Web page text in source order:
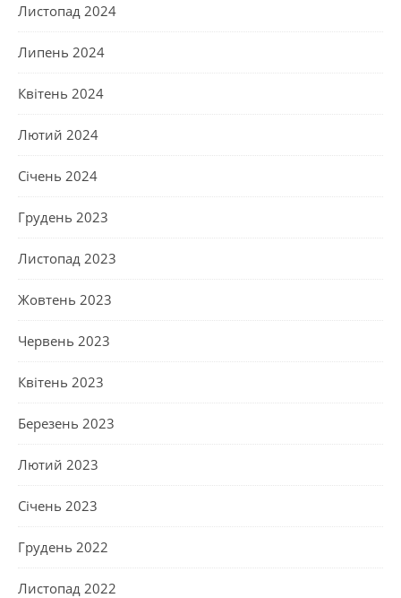
Листопад 2024
Липень 2024
Квітень 2024
Лютий 2024
Січень 2024
Грудень 2023
Листопад 2023
Жовтень 2023
Червень 2023
Квітень 2023
Березень 2023
Лютий 2023
Січень 2023
Грудень 2022
Листопад 2022